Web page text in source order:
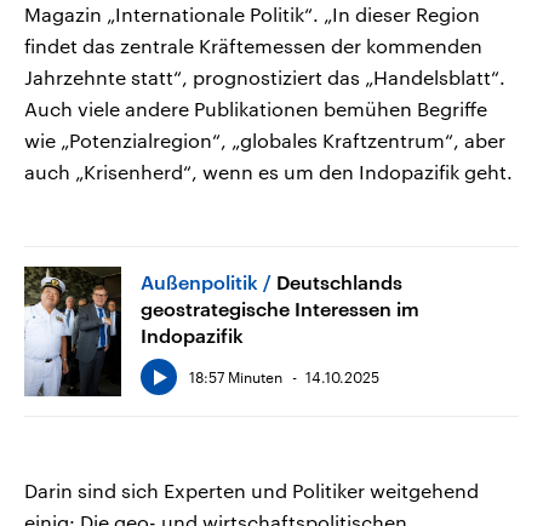
Magazin „Internationale Politik“. „In dieser Region
findet das zentrale Kräftemessen der kommenden
Jahrzehnte statt“, prognostiziert das „Handelsblatt“.
Auch viele andere Publikationen bemühen Begriffe
wie „Potenzialregion“, „globales Kraftzentrum“, aber
auch „Krisenherd“, wenn es um den Indopazifik geht.
Außenpolitik
Deutschlands
geostrategische Interessen im
Indopazifik
18:57 Minuten 14.10.2025
Darin sind sich Experten und Politiker weitgehend